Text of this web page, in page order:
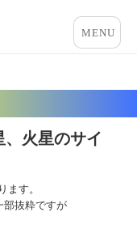
火星のサイ
す。
部抜粋ですが